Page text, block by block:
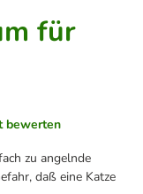
für
bewerten
zu angelnde
daß eine Katze